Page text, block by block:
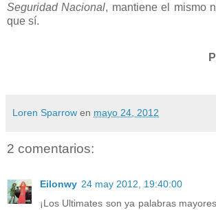
Seguridad Nacional, mantiene el mismo
que sí.
Loren Sparrow en mayo 24, 2012
2 comentarios:
Eilonwy 24 may 2012, 19:40:00
¡Los Ultimates son ya palabras